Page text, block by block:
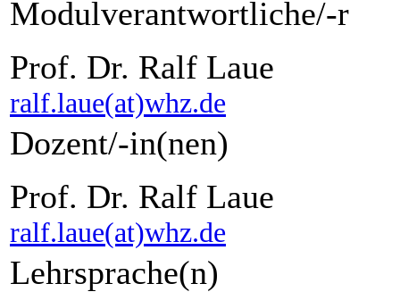
Modulverantwortliche/-r
Prof. Dr. Ralf Laue
ralf.laue(at)whz.de
Dozent/-in(nen)
Prof. Dr. Ralf Laue
ralf.laue(at)whz.de
Lehrsprache(n)